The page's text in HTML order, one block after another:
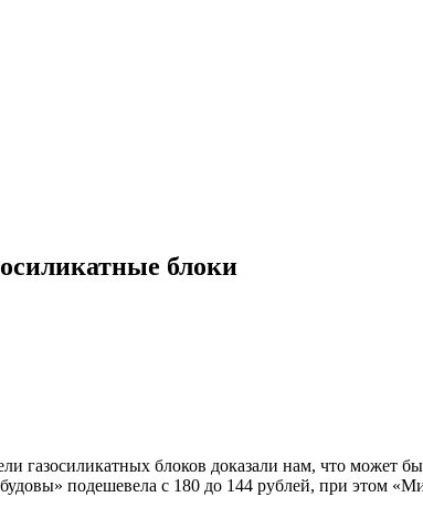
блоки
блоков доказали нам, что может
подешевела с 180 до 144 рублей, при этом